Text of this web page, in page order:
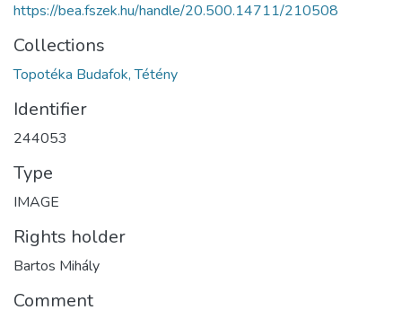
https://bea.fszek.hu/handle/20.500.14711/210508
Collections
Topotéka Budafok, Tétény
Identifier
244053
Type
IMAGE
Rights holder
Bartos Mihály
Comment